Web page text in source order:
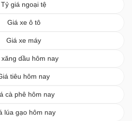
Tỷ giá ngoại tệ
Giá xe ô tô
Giá xe máy
xăng dầu hôm nay
tiêu hôm nay
cà phê hôm nay
lúa gạo hôm nay